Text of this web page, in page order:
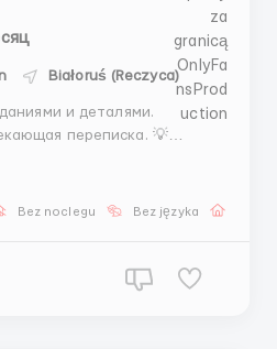
Białoruś (Reczyca)
и деталями.
Bez noclegu Bez języka